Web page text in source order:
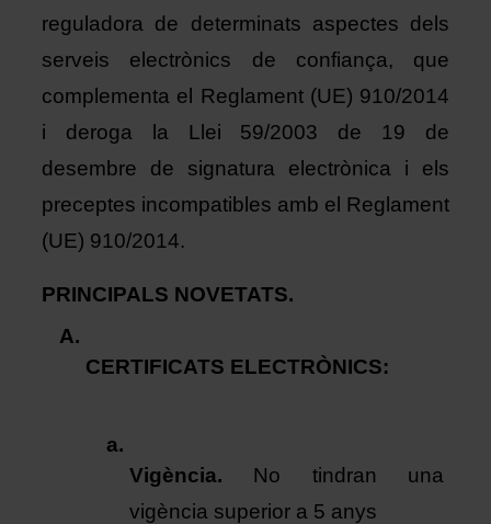
reguladora de determinats aspectes dels
serveis electrònics de confiança, que
complementa el Reglament (UE) 910/2014
i deroga la Llei 59/2003 de 19 de
desembre de signatura electrònica i els
preceptes incompatibles amb el Reglament
(UE) 910/2014.
PRINCIPALS NOVETATS.
CERTIFICATS ELECTRÒNICS:
Vigència. No tindran una
vigència superior a 5 anys